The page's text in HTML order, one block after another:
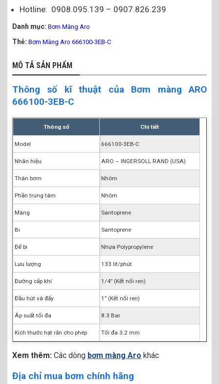
Hotline: 0908.095.139 – 0907.826.239
Danh mục: Bơm Màng Aro
Thẻ: Bơm Màng Aro 666100-3EB-C
MÔ TẢ SẢN PHẨM
Thông số kĩ thuật của Bơm màng ARO
666100-3EB-C
Thông số Chi tiết
Model 666100-3EB-C
Nhãn hiệu ARO – INGERSOLL RAND (USA)
Thân bơm Nhôm
Phần trung tâm Nhôm
Màng Santoprene
Bi Santoprene
Đế bi Nhựa Polypropylene
Lưu lượng 133 lít/phút
Đường cấp khí 1/4” (Kết nối ren)
Đầu hút và đẩy 1” (Kết nối ren)
Áp suất tối đa 8.3 Bar
Kích thước hạt rắn cho phép Tối đa 3.2 mm
Xem thêm: Các dòng bơm màng Aro khác
Địa chỉ mua bơm chính hãng